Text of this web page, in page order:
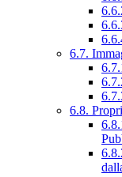
6.7.
6.8.